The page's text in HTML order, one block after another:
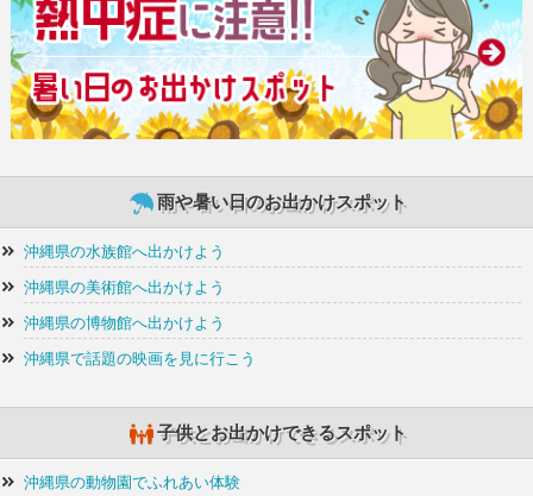
雨や暑い日のお出かけスポット
沖縄県の水族館へ出かけよう
沖縄県の美術館へ出かけよう
沖縄県の博物館へ出かけよう
沖縄県で話題の映画を見に行こう
子供とお出かけできるスポット
沖縄県の動物園でふれあい体験